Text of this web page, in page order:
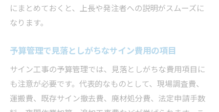
にまとめておくと、上長や発注者への説明がスムーズに
なります。
予算管理で見落としがちなサイン費用の項目
サイン工事の予算管理では、見落としがちな費用項目に
も注意が必要です。代表的なものとして、現場調査費、
運搬費、既存サイン撤去費、廃材処分費、法定申請手数